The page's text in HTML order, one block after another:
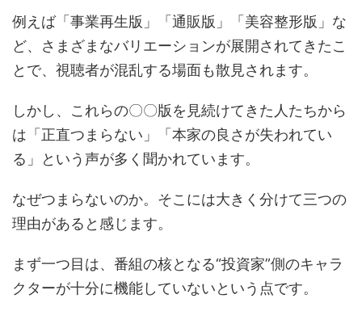
例えば「事業再生版」「通販版」「美容整形版」な
ど、さまざまなバリエーションが展開されてきたこ
とで、視聴者が混乱する場面も散見されます。
しかし、これらの〇〇版を見続けてきた人たちから
は「正直つまらない」「本家の良さが失われてい
る」という声が多く聞かれています。
なぜつまらないのか。そこには大きく分けて三つの
理由があると感じます。
まず一つ目は、番組の核となる“投資家”側のキャラ
クターが十分に機能していないという点です。